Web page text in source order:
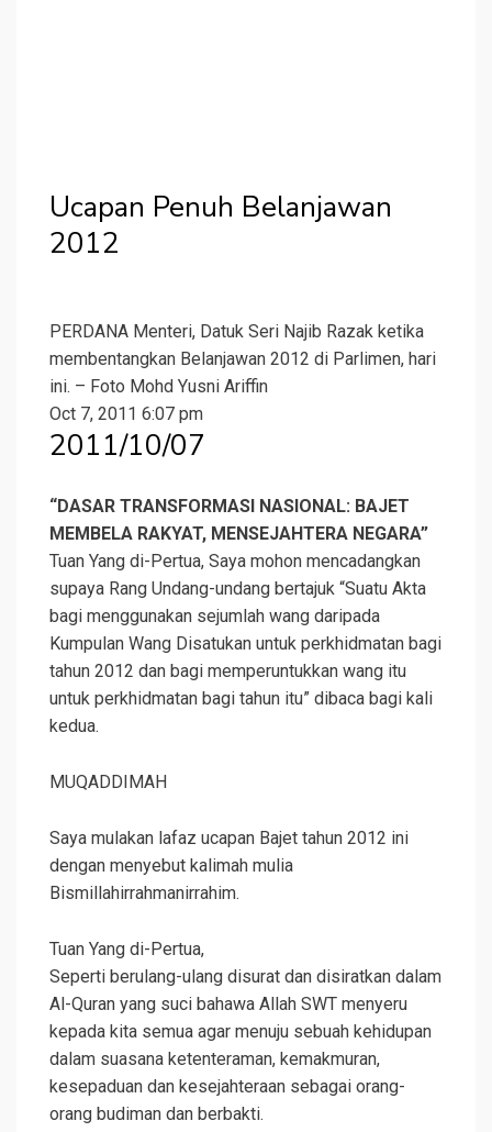
Ucapan Penuh Belanjawan
2012
PERDANA Menteri, Datuk Seri Najib Razak ketika
membentangkan Belanjawan 2012 di Parlimen, hari
ini. – Foto Mohd Yusni Ariffin
Oct 7, 2011 6:07 pm
2011/10/07
“DASAR TRANSFORMASI NASIONAL: BAJET
MEMBELA RAKYAT, MENSEJAHTERA NEGARA”
Tuan Yang di-Pertua, Saya mohon mencadangkan
supaya Rang Undang-undang bertajuk “Suatu Akta
bagi menggunakan sejumlah wang daripada
Kumpulan Wang Disatukan untuk perkhidmatan bagi
tahun 2012 dan bagi memperuntukkan wang itu
untuk perkhidmatan bagi tahun itu” dibaca bagi kali
kedua.
MUQADDIMAH
Saya mulakan lafaz ucapan Bajet tahun 2012 ini
dengan menyebut kalimah mulia
Bismillahirrahmanirrahim.
Tuan Yang di-Pertua,
Seperti berulang-ulang disurat dan disiratkan dalam
Al-Quran yang suci bahawa Allah SWT menyeru
kepada kita semua agar menuju sebuah kehidupan
dalam suasana ketenteraman, kemakmuran,
kesepaduan dan kesejahteraan sebagai orang-
orang budiman dan berbakti.